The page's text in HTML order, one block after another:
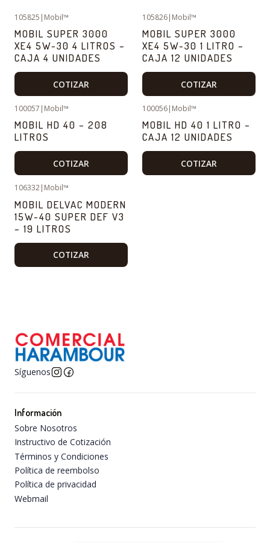
105825 | Mobil™
MOBIL SUPER 3000
XE4 5W-30 4 LITROS –
CAJA 4 UNIDADES
COTIZAR
105826| Mobil™
MOBIL SUPER 3000
XE4 5W-30 1 LITRO –
CAJA 12 UNIDADES
COTIZAR
100057 | Mobil™
MOBIL HD 40 – 208
LITROS
COTIZAR
100056| Mobil™
MOBIL HD 40 1 LITRO –
CAJA 12 UNIDADES
COTIZAR
106332| Mobil™
MOBIL DELVAC MODERN
15W-40 SUPER DEF V3
– 19 LITROS
COTIZAR
Síguenos
Información
Sobre Nosotros
Instructivo de Cotización
Términos y Condiciones
Política de reembolso
Política de privacidad
Webmail